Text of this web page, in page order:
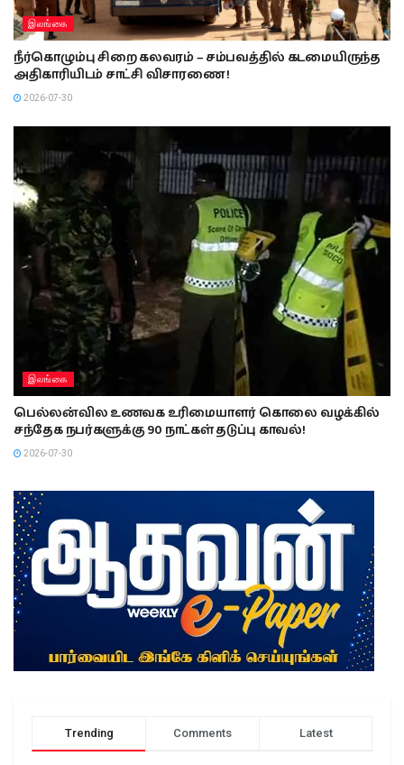
இலங்கை
நீர்கொழும்பு சிறை கலவரம் – சம்பவத்தில் கடமையிருந்த
அதிகாரியிடம் சாட்சி விசாரணை !
2026-07-30
இலங்கை
பெல்லன்வில உணவக உரிமையாளர் கொலை வழக்கில்
சந்தேக நபர்களுக்கு 90 நாட்கள் தடுப்பு காவல்!
2026-07-30
Trending Comments Latest